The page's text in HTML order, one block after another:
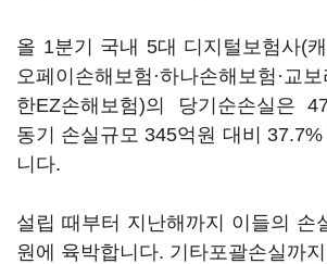
올 1분기 국내 5대 디지털보험사(
오페이손해보험·하나손해보험·교
한EZ손해보험)의 당기순손실은
동기 손실규모 345억원 대비
니다.
설립 때부터 지난해까지 이들의 손
원에 육박합니다. 기타포괄손실까